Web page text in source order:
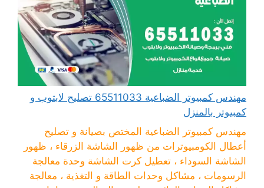
مهندس كمبيوتر الضباعية 65511033 تصليح لابتوب و
كمبيوتر بالمنزل
مهندس كمبيوتر الضباعية المختص بصيانة و تصليح
أعطال الكومبيوترات من ظهور الشاشة الزرقاء ، ظهور
الشاشة السوداء ، تعطيل كرت الشاشة وحدة معالجة
الرسومات ، مشاكل وحدات الطاقة و التغذية ، معالجة